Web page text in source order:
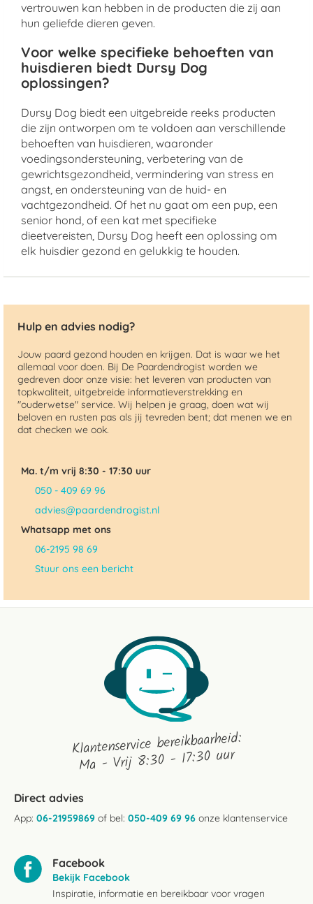
vertrouwen kan hebben in de producten die zij aan
hun geliefde dieren geven.
Voor welke specifieke behoeften van
huisdieren biedt Dursy Dog
oplossingen?
Dursy Dog biedt een uitgebreide reeks producten
die zijn ontworpen om te voldoen aan verschillende
behoeften van huisdieren, waaronder
voedingsondersteuning, verbetering van de
gewrichtsgezondheid, vermindering van stress en
angst, en ondersteuning van de huid- en
vachtgezondheid. Of het nu gaat om een pup, een
senior hond, of een kat met specifieke
dieetvereisten, Dursy Dog heeft een oplossing om
elk huisdier gezond en gelukkig te houden.
Hulp en advies nodig?
Jouw paard gezond houden en krijgen. Dat is waar we het
allemaal voor doen. Bij De Paardendrogist worden we
gedreven door onze visie: het leveren van producten van
topkwaliteit, uitgebreide informatieverstrekking en
"ouderwetse" service. Wij helpen je graag, doen wat wij
beloven en rusten pas als jij tevreden bent; dat menen we en
dat checken we ook.
Ma. t/m vrij 8:30 - 17:30 uur
050 - 409 69 96
advies@paardendrogist.nl
Whatsapp met ons
06-2195 98 69
Stuur ons een bericht
Klantenservice bereikbaarheid:
Ma - Vrij 8:30 - 17:30 uur
Direct advies
App: 06-21959869 of bel: 050-409 69 96 onze klantenservice
Facebook
Bekijk Facebook
Inspiratie, informatie en bereikbaar voor vragen